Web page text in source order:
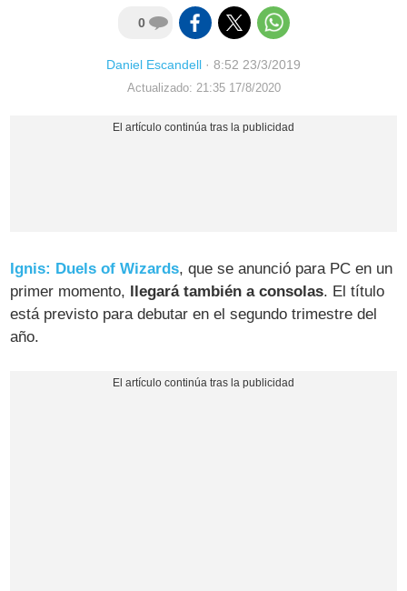
0
Daniel Escandell · 8:52 23/3/2019
Actualizado: 21:35 17/8/2020
Ignis: Duels of Wizards, que se anunció para PC en un
primer momento, llegará también a consolas. El título
está previsto para debutar en el segundo trimestre del
año.